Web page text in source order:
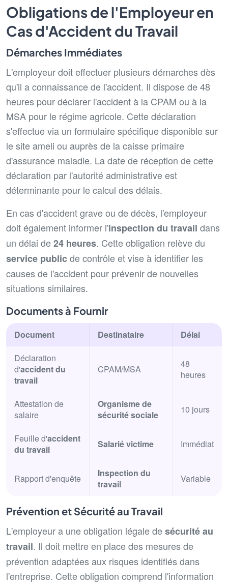
Obligations de l'Employeur en
Cas d'Accident du Travail
Démarches Immédiates
L'employeur doit effectuer plusieurs démarches dès
qu'il a connaissance de l'accident. Il dispose de 48
heures pour déclarer l'accident à la CPAM ou à la
MSA pour le régime agricole. Cette déclaration
s'effectue via un formulaire spécifique disponible sur
le site ameli ou auprès de la caisse primaire
d'assurance maladie. La date de réception de cette
déclaration par l'autorité administrative est
déterminante pour le calcul des délais.
En cas d'accident grave ou de décès, l'employeur
doit également informer l'inspection du travail dans
un délai de24 heures. Cette obligation relève du
service publicde contrôle et vise à identifier les
causes de l'accident pour prévenir de nouvelles
situations similaires.
Documents à Fournir
Document Destinataire
Délai
Déclaration
d'accident du
travail
CPAM/MSA
48
heures
Attestation de
salaire
Organisme de
sécurité sociale
10 jours
Feuille d'accident
du travail
Salarié victime Immédiat
Rapport d'enquête
Inspection du
travail
Variable
Prévention et Sécurité au Travail
L'employeur a une obligation légale desécurité au
travail. Il doit mettre en place des mesures de
prévention adaptées aux risques identifiés dans
l'entreprise. Cette obligation comprend l'information